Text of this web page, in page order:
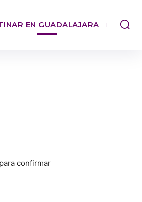
EN GUADALAJARA
confirmar